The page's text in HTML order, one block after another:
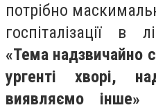
потрібно
госпіталізації в
«Тема надзвичайно
ургенті хворі,
виявляємо інше»